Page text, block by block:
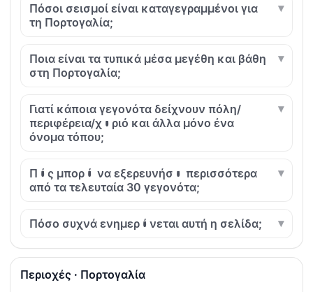
Πόσοι σεισμοί είναι καταγεγραμμένοι για
τη Πορτογαλία;
Ποια είναι τα τυπικά μέσα μεγέθη και βάθη
στη Πορτογαλία;
Γιατί κάποια γεγονότα δείχνουν πόλη/
περιφέρεια/χωριό και άλλα μόνο ένα
όνομα τόπου;
Πώς μπορώ να εξερευνήσω περισσότερα
από τα τελευταία 30 γεγονότα;
Πόσο συχνά ενημερώνεται αυτή η σελίδα;
Περιοχές · Πορτογαλία